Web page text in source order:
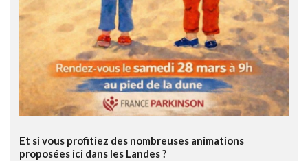
Et si vous profitiez des nombreuses animations
proposées ici dans les Landes ?